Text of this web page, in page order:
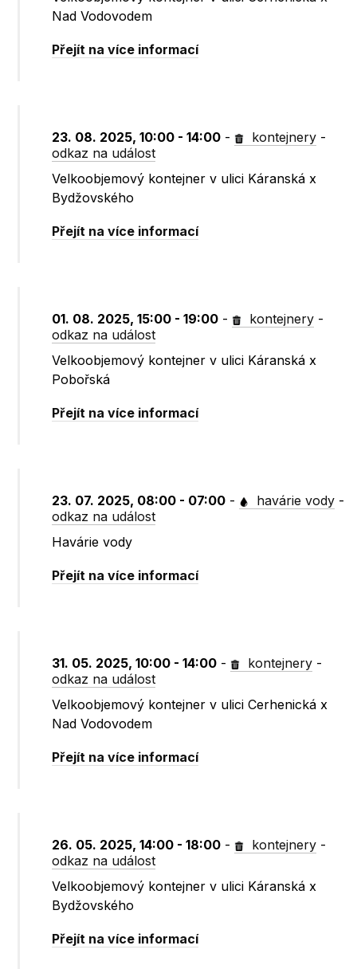
Nad Vodovodem
Přejít na více informací
23. 08. 2025, 10:00 - 14:00 - kontejnery -
odkaz na událost
Velkoobjemový kontejner v ulici Káranská x
Bydžovského
Přejít na více informací
01. 08. 2025, 15:00 - 19:00 - kontejnery -
odkaz na událost
Velkoobjemový kontejner v ulici Káranská x
Pobořská
Přejít na více informací
23. 07. 2025, 08:00 - 07:00 - havárie vody -
odkaz na událost
Havárie vody
Přejít na více informací
31. 05. 2025, 10:00 - 14:00 - kontejnery -
odkaz na událost
Velkoobjemový kontejner v ulici Cerhenická x
Nad Vodovodem
Přejít na více informací
26. 05. 2025, 14:00 - 18:00 - kontejnery -
odkaz na událost
Velkoobjemový kontejner v ulici Káranská x
Bydžovského
Přejít na více informací